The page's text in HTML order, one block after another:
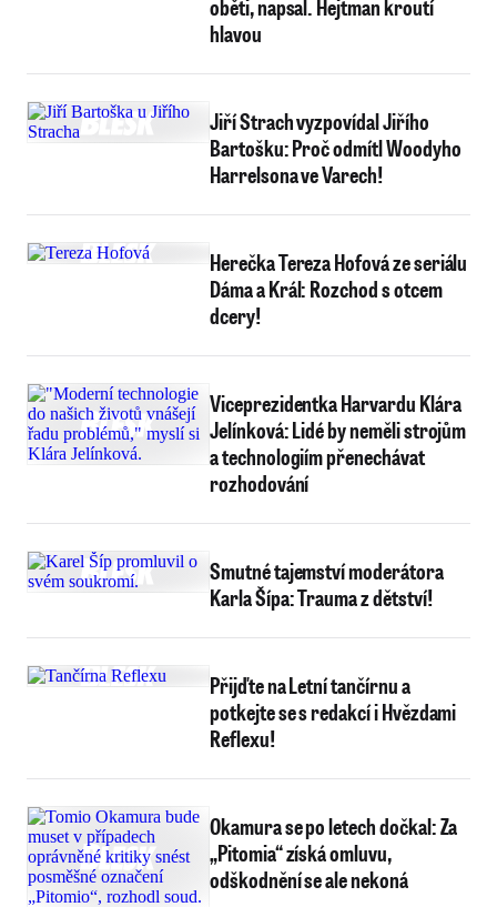
oběti, napsal. Hejtman kroutí
hlavou
Jiří Strach vyzpovídal Jiřího
Bartošku: Proč odmítl Woodyho
Harrelsona ve Varech!
Herečka Tereza Hofová ze seriálu
Dáma a Král: Rozchod s otcem
dcery!
Viceprezidentka Harvardu Klára
Jelínková: Lidé by neměli strojům
a technologiím přenechávat
rozhodování
Smutné tajemství moderátora
Karla Šípa: Trauma z dětství!
Přijďte na Letní tančírnu a
potkejte se s redakcí i Hvězdami
Reflexu!
Okamura se po letech dočkal: Za
„Pitomia“ získá omluvu,
odškodnění se ale nekoná